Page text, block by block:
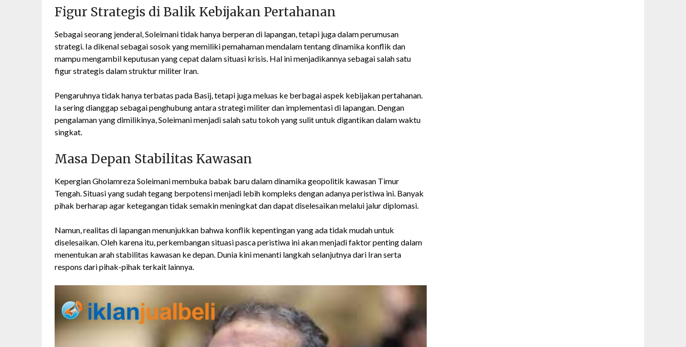
Figur Strategis di Balik Kebijakan Pertahanan
Sebagai seorang jenderal, Soleimani tidak hanya berperan di lapangan, tetapi juga dalam perumusan
strategi. Ia dikenal sebagai sosok yang memiliki pemahaman mendalam tentang dinamika konflik dan
mampu mengambil keputusan yang cepat dalam situasi krisis. Hal ini menjadikannya sebagai salah satu
figur strategis dalam struktur militer Iran.
Pengaruhnya tidak hanya terbatas pada Basij, tetapi juga meluas ke berbagai aspek kebijakan pertahanan.
Ia sering dianggap sebagai penghubung antara strategi militer dan implementasi di lapangan. Dengan
pengalaman yang dimilikinya, Soleimani menjadi salah satu tokoh yang sulit untuk digantikan dalam waktu
singkat.
Masa Depan Stabilitas Kawasan
Kepergian Gholamreza Soleimani membuka babak baru dalam dinamika geopolitik kawasan Timur
Tengah. Situasi yang sudah tegang berpotensi menjadi lebih kompleks dengan adanya peristiwa ini. Banyak
pihak berharap agar ketegangan tidak semakin meningkat dan dapat diselesaikan melalui jalur diplomasi.
Namun, realitas di lapangan menunjukkan bahwa konflik kepentingan yang ada tidak mudah untuk
diselesaikan. Oleh karena itu, perkembangan situasi pasca peristiwa ini akan menjadi faktor penting dalam
menentukan arah stabilitas kawasan ke depan. Dunia kini menanti langkah selanjutnya dari Iran serta
respons dari pihak-pihak terkait lainnya.